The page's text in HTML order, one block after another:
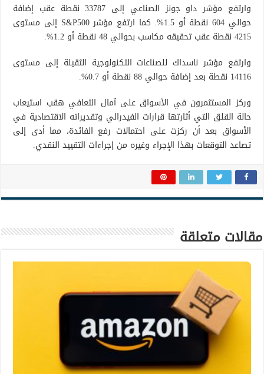
وارتفع مؤشر داو جونز الصناعي إلى 33787 نقطة عقب إضافة
حوالي 604 نقطة أو 1.5%. كما ارتفع مؤشر S&P500 إلى مستوى
4215 نقطة عقب تحقيقه مكاسب بحوالي 48 نقطة أو 1.2%.
وارتفع مؤشر ناسداك للصناعات التكنولوجية الثقيلة إلى مستوى
14116 نقطة بعد إضافة حوالي 88 نقطة أو 0.7%.
وركز المستثمرون في الأسواق على آمال التعافي هقب استيعاب
حالة القلق التي أثارتها قرارات الفيدرالي وتقديراته الاقتصادية في
الأسواق بعد أن ركزت على احتمالات رفع الفائدة، مما أدى إلى
تصاعد التوقعات بهذا الإجراء وغيره من إجراءات التقييد النقدي.
مقالات متعلقة